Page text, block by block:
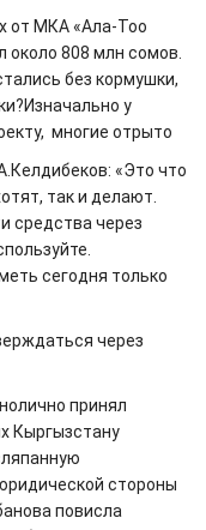
от МКА «Ала-Тоо
808 млн сомов.
без кормушки,
у
многие отрыто
«Это что
так и делают.
средства через
сегодня только
через
принял
Кыргызстану
стороны
повисла